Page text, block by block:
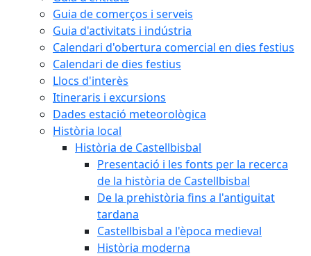
Guia de comerços i serveis
Guia d'activitats i indústria
Calendari d'obertura comercial en dies festius
Calendari de dies festius
Llocs d'interès
Itineraris i excursions
Dades estació meteorològica
Història local
Història de Castellbisbal
Presentació i les fonts per la recerca
de la història de Castellbisbal
De la prehistòria fins a l'antiguitat
tardana
Castellbisbal a l'època medieval
Història moderna